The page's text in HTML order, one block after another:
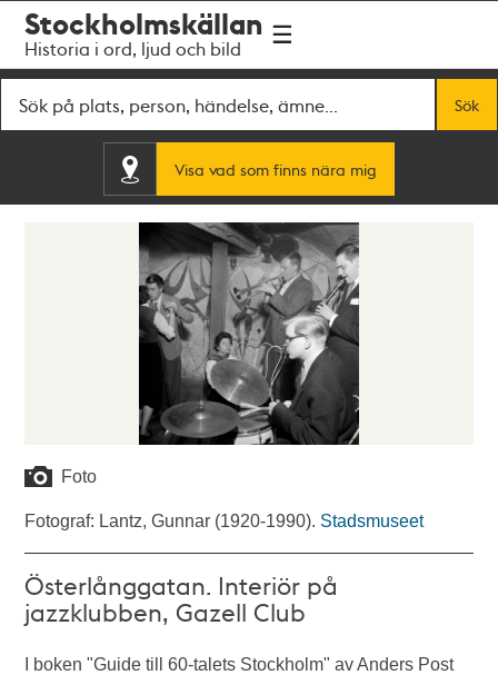
navigationen
huvudinnehållet
Stockholmskällan
Historia i ord, ljud och bild
Sök
Visa vad som finns nära mig
Foto
Fotograf: Lantz, Gunnar (1920-1990). Stadsmuseet
Österlånggatan. Interiör på
jazzklubben, Gazell Club
I boken "Guide till 60-talets Stockholm" av Anders Post